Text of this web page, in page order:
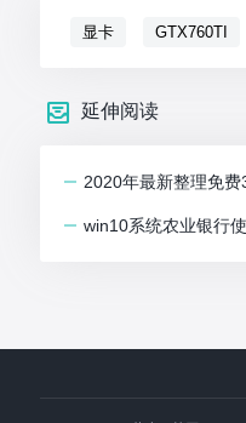
显卡 GTX760TI
延伸阅读
2020年最新整理免费
win10系统农业银行